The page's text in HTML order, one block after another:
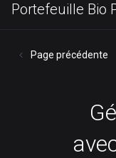
Portefeuille Bio
Page précédente